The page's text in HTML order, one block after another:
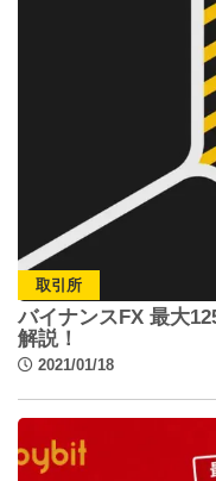
取引所
バイナンスFX 最大
解説！
2021/01/18